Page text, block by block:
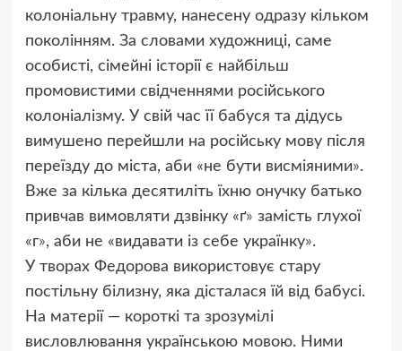
колоніальну травму, нанесену одразу кільком
поколінням. За словами художниці, саме
особисті, сімейні історії є найбільш
промовистими свідченнями російського
колоніалізму. У свій час її бабуся та дідусь
вимушено перейшли на російську мову після
переїзду до міста, аби «не бути висміяними».
Вже за кілька десятиліть їхню онучку батько
привчав вимовляти дзвінку «ґ» замість глухої
«г», аби не «видавати із себе українку».
У творах Федорова використовує стару
постільну білизну, яка дісталася їй від бабусі.
На матерії — короткі та зрозумілі
висловлювання українською мовою. Ними